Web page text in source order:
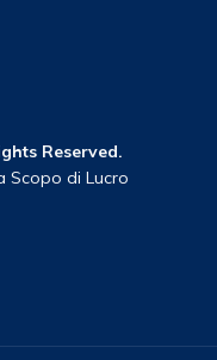
Reserved.
Scopo di Lucro